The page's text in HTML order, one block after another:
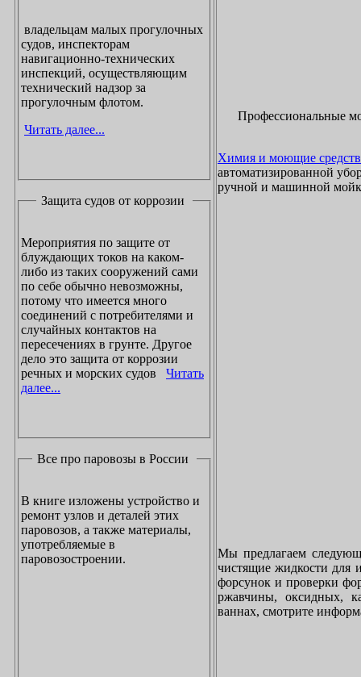
владельцам малых прогулочных
судов, инспекторам
навигационно-технических
инспекций, осуществляющим
технический надзор за
прогулочным флотом.
Читать далее...
Защита судов от коррозии
Мероприятия по защите от
блуждающих токов на каком-
либо из таких сооружений сами
по себе обычно невозможны,
потому что имеется много
соединений с потребителями и
случайных контактов на
пересечениях в грунте. Другое
дело это защита от коррозии
речных и морских судов Читать
далее...
Все про паровозы в России
В книге изложены устройство и
ремонт узлов и деталей этих
паровозов, а также материалы,
употребляемые в
паровозостроении.
Профессиональные
Химия и моющие
автоматизированной
ручной и машинной
Мы предлагаем
чистящие жидкости для
форсунок и проверки
ржавчины, оксидных,
ваннах, смотрите